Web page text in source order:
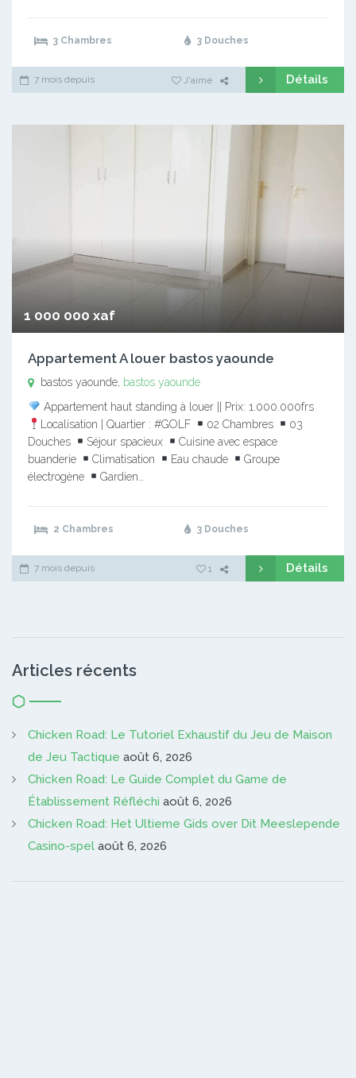
3 Chambres 3 Douches
7 mois depuis J'aime Détails
1 000 000 xaf
Appartement A louer bastos yaounde
bastos yaounde, bastos yaounde
Appartement haut standing à louer || Prix: 1.000.000frs
Localisation | Quartier : #GOLF
02 Chambres
03
Douches
Séjour spacieux
Cuisine avec espace
buanderie
Climatisation Eau chaude
Groupe
électrogène
Gardien…
2 Chambres 3 Douches
7 mois depuis 1 Détails
Articles récents
Chicken Road: Le Tutoriel Exhaustif du Jeu de Maison
de Jeu Tactique août 6, 2026
Chicken Road: Le Guide Complet du Game de
Établissement Réfléchi août 6, 2026
Chicken Road: Het Ultieme Gids over Dit Meeslepende
Casino-spel août 6, 2026